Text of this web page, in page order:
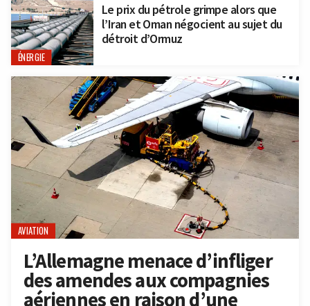
ÉNERGIE
Le prix du pétrole grimpe alors que
l’Iran et Oman négocient au sujet du
détroit d’Ormuz
AVIATION
L’Allemagne menace d’infliger
des amendes aux compagnies
aériennes en raison d’une